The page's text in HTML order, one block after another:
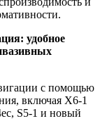
удобное
с помощью
включая X6-1
S5-1 и новый